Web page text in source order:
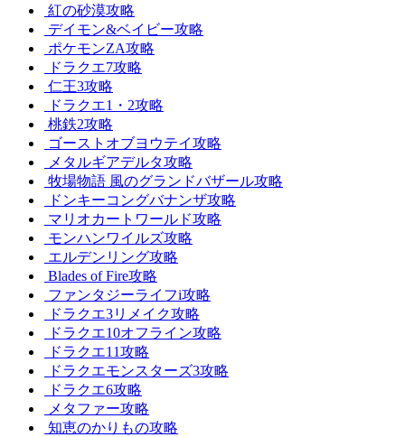
紅の砂漠攻略
デイモン&ベイビー攻略
ポケモンZA攻略
ドラクエ7攻略
仁王3攻略
ドラクエ1・2攻略
桃鉄2攻略
ゴーストオブヨウテイ攻略
メタルギアデルタ攻略
牧場物語 風のグランドバザール攻略
ドンキーコングバナンザ攻略
マリオカートワールド攻略
モンハンワイルズ攻略
エルデンリング攻略
Blades of Fire攻略
ファンタジーライフi攻略
ドラクエ3リメイク攻略
ドラクエ10オフライン攻略
ドラクエ11攻略
ドラクエモンスターズ3攻略
ドラクエ6攻略
メタファー攻略
知恵のかりもの攻略